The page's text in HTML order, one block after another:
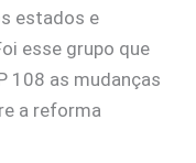
estados e
esse grupo que
108 as mudanças
a reforma